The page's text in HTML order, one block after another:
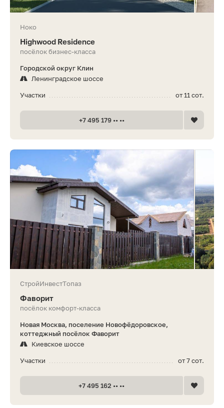
Ноко
Highwood Residence
посёлок бизнес-класса
Городской округ Клин
Ленинградское шоссе
от 11 сот.
Участки
+7 495 179 •• ••
СтройИнвестТопаз
Фаворит
посёлок комфорт-класса
Новая Москва, поселение Новофёдоровское,
коттеджный посёлок Фаворит
Киевское шоссе
от 7 сот.
Участки
+7 495 162 •• ••